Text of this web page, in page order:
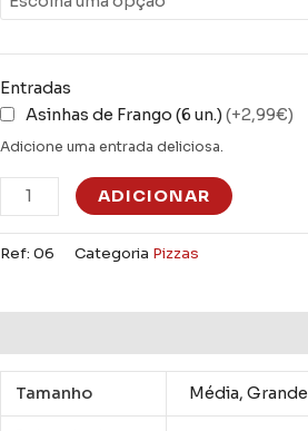
Entradas
Asinhas de Frango (6 un.) (+2,99€)
Adicione uma entrada deliciosa.
ADICIONAR
Ref: 06 Categoria Pizzas
Tamanho Média, Grande